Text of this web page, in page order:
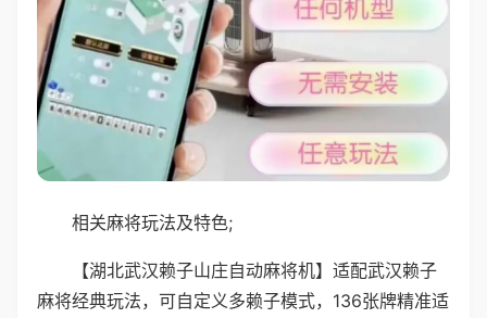
相关麻将玩法及特色;
【湖北武汉赖子山庄自动麻将机】适配武汉赖子
麻将经典玩法，可自定义多赖子模式，136张牌精准适